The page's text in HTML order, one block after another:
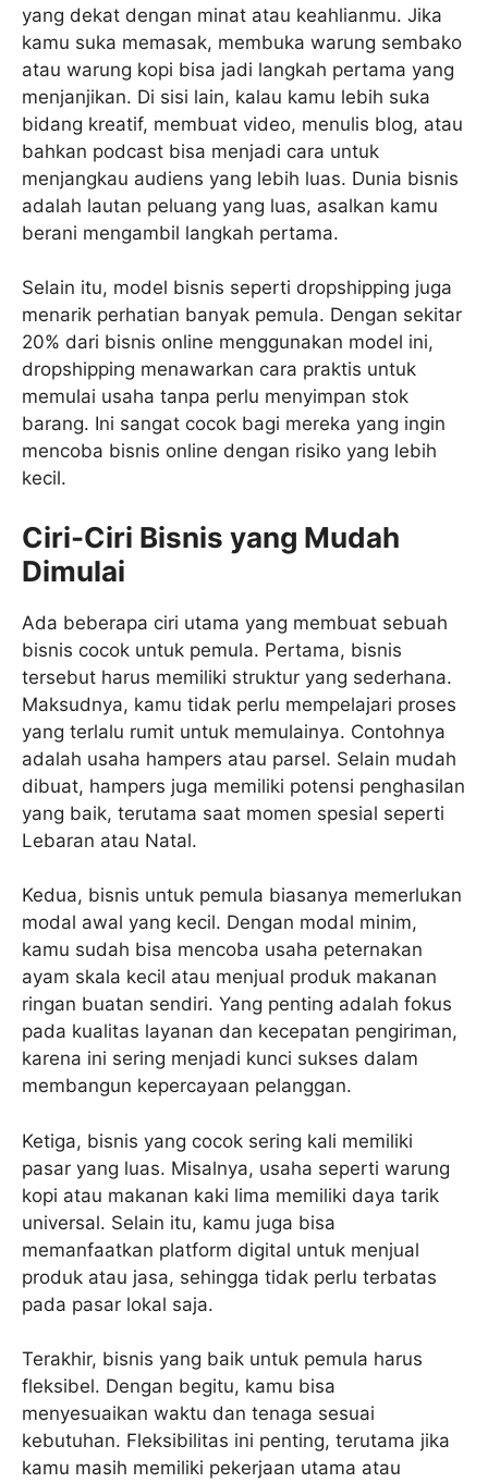
yang dekat dengan minat atau keahlianmu. Jika
kamu suka memasak, membuka warung sembako
atau warung kopi bisa jadi langkah pertama yang
menjanjikan. Di sisi lain, kalau kamu lebih suka
bidang kreatif, membuat video, menulis blog, atau
bahkan podcast bisa menjadi cara untuk
menjangkau audiens yang lebih luas. Dunia bisnis
adalah lautan peluang yang luas, asalkan kamu
berani mengambil langkah pertama.
Selain itu, model bisnis seperti dropshipping juga
menarik perhatian banyak pemula. Dengan sekitar
20% dari bisnis online menggunakan model ini,
dropshipping menawarkan cara praktis untuk
memulai usaha tanpa perlu menyimpan stok
barang. Ini sangat cocok bagi mereka yang ingin
mencoba bisnis online dengan risiko yang lebih
kecil.
Ciri-Ciri Bisnis yang Mudah
Dimulai
Ada beberapa ciri utama yang membuat sebuah
bisnis cocok untuk pemula. Pertama, bisnis
tersebut harus memiliki struktur yang sederhana.
Maksudnya, kamu tidak perlu mempelajari proses
yang terlalu rumit untuk memulainya. Contohnya
adalah usaha hampers atau parsel. Selain mudah
dibuat, hampers juga memiliki potensi penghasilan
yang baik, terutama saat momen spesial seperti
Lebaran atau Natal.
Kedua, bisnis untuk pemula biasanya memerlukan
modal awal yang kecil. Dengan modal minim,
kamu sudah bisa mencoba usaha peternakan
ayam skala kecil atau menjual produk makanan
ringan buatan sendiri. Yang penting adalah fokus
pada kualitas layanan dan kecepatan pengiriman,
karena ini sering menjadi kunci sukses dalam
membangun kepercayaan pelanggan.
Ketiga, bisnis yang cocok sering kali memiliki
pasar yang luas. Misalnya, usaha seperti warung
kopi atau makanan kaki lima memiliki daya tarik
universal. Selain itu, kamu juga bisa
memanfaatkan platform digital untuk menjual
produk atau jasa, sehingga tidak perlu terbatas
pada pasar lokal saja.
Terakhir, bisnis yang baik untuk pemula harus
fleksibel. Dengan begitu, kamu bisa
menyesuaikan waktu dan tenaga sesuai
kebutuhan. Fleksibilitas ini penting, terutama jika
kamu masih memiliki pekerjaan utama atau